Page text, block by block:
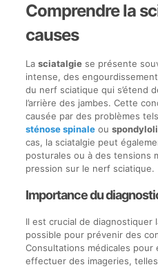
Comprendre la
causes
La sciatalgiese présente
intense, des
du nerf sciatique qui s’étend
l’arrière des jambes. Cette
causée par des problèmes
sténose spinaleou
cas, la sciatalgie peut
posturales ou à des tensions
pression sur le nerf sciatique.
Importance du
Il est crucial de diagnostiquer
possible pour prévenir des
Consultations médicales pour
effectuer des imageries, telles